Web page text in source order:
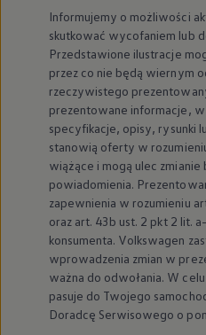
Koła i opony
Pomoc w razie
Serwis i części
Pakiet
Badanie
Ubezpieczenie
Akcesoria
Sklep online
Koła zimowe
Personalizacja
Urządzenia
Ochrona i
Akcesoria do
Rozwiązania
Elektronika i
Usługi cyfrowe
Aktualizacje
Aplikacje
Znajdź usługi
Połączenie
Informujemy o możliwości
skutkować wycofaniem lub
Przedstawione ilustracje
przez co nie będą wiernym
rzeczywistego
prezentowane informacje,
specyfikacje, opisy, rysunki
stanowią oferty w
wiążące i mogą ulec zmianie
powiadomienia.
zapewnienia w rozumieniu
oraz art. 43b ust. 2 pkt 2 lit.
konsumenta. Volkswagen
wprowadzenia zmian w
ważna do odwołania. W
pasuje do Twojego
Doradcę Serwisowego o